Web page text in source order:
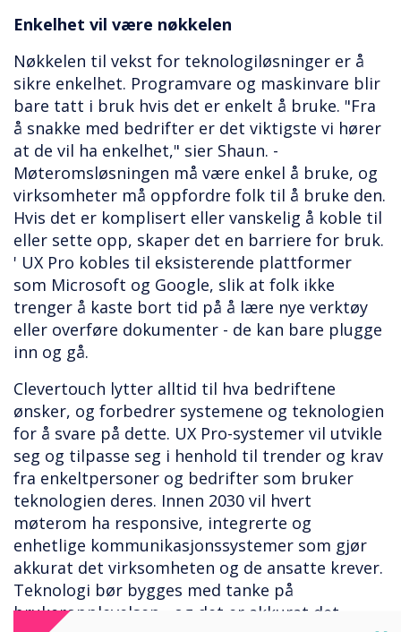
Enkelhet vil være nøkkelen
Nøkkelen til vekst for teknologiløsninger er å
sikre enkelhet. Programvare og maskinvare blir
bare tatt i bruk hvis det er enkelt å bruke. "Fra
å snakke med bedrifter er det viktigste vi hører
at de vil ha enkelhet," sier Shaun. -
Møteromsløsningen må være enkel å bruke, og
virksomheter må oppfordre folk til å bruke den.
Hvis det er komplisert eller vanskelig å koble til
eller sette opp, skaper det en barriere for bruk.
' UX Pro kobles til eksisterende plattformer
som Microsoft og Google, slik at folk ikke
trenger å kaste bort tid på å lære nye verktøy
eller overføre dokumenter - de kan bare plugge
inn og gå.
Clevertouch lytter alltid til hva bedriftene
ønsker, og forbedrer systemene og teknologien
for å svare på dette. UX Pro-systemer vil utvikle
seg og tilpasse seg i henhold til trender og krav
fra enkeltpersoner og bedrifter som bruker
teknologien deres. Innen 2030 vil hvert
møterom ha responsive, integrerte og
enhetlige kommunikasjonssystemer som gjør
akkurat det virksomheten og de ansatte krever.
Teknologi bør bygges med tanke på
brukeropplevelsen - og det er akkurat det